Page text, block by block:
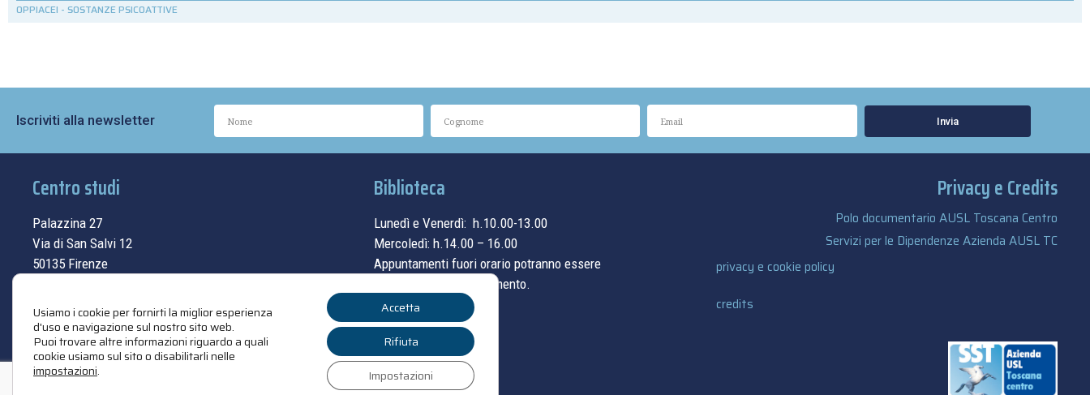
OPPIACEI - SOSTANZE PSICOATTIVE
Iscriviti alla newsletter Invia
Centro studi
Palazzina 27
Via di San Salvi 12
50135 Firenze
contatti
Biblioteca
Lunedì e Venerdì: h.10.00-13.00
Mercoledì: h.14.00 – 16.00
Appuntamenti fuori orario potranno essere
concordati su appuntamento.
Privacy e Credits
Polo documentario AUSL Toscana Centro
Servizi per le Dipendenze Azienda AUSL TC
privacy e cookie policy
credits
Usiamo i cookie per fornirti la miglior esperienza
d'uso e navigazione sul nostro sito web.
Puoi trovare altre informazioni riguardo a quali
cookie usiamo sul sito o disabilitarli nelle
impostazioni.
Accetta
Rifiuta
Impostazioni